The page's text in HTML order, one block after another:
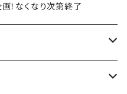
！なくなり次第終了